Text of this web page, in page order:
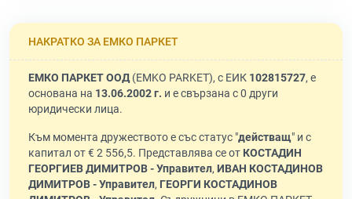
НАКРАТКО ЗА ЕМКО ПАРКЕТ
ЕМКО ПАРКЕТ ООД(EMKO PARKET), с ЕИК 102815727, е
основана на 13.06.2002 г. и е свързана с 0 други
юридически лица.
Към момента дружеството е със статус "действащ" и с
капитал от € 2 556,5. Представлява се от КОСТАДИН
ГЕОРГИЕВ ДИМИТРОВ - Управител, ИВАН КОСТАДИНОВ
ДИМИТРОВ - Управител, ГЕОРГИ КОСТАДИНОВ